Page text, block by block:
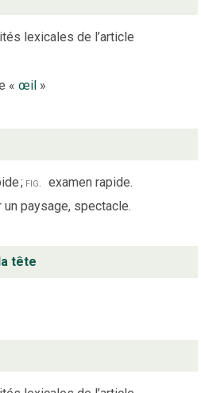
lexicales de l’article
«œil »
; fig.
examen rapide.
un paysage, spectacle.
tête